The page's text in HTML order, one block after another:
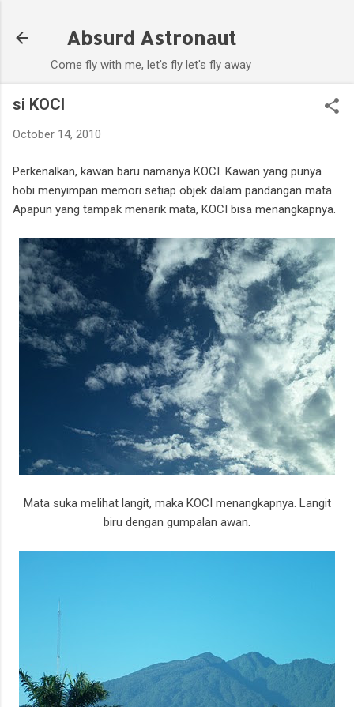
Absurd Astronaut
Come fly with me, let's fly let's fly away
si KOCI
October 14, 2010
Perkenalkan, kawan baru namanya KOCI. Kawan yang punya
hobi menyimpan memori setiap objek dalam pandangan mata.
Apapun yang tampak menarik mata, KOCI bisa menangkapnya.
Mata suka melihat langit, maka KOCI menangkapnya. Langit
biru dengan gumpalan awan.